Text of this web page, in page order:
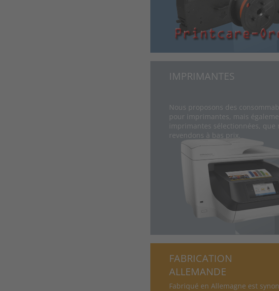
IMPRIMANTES
Nous proposons des
pour imprimantes, mais
imprimantes sélectionnées, que
revendons à bas prix.
FABRICATION
ALLEMANDE
Fabriqué en Allemagne est